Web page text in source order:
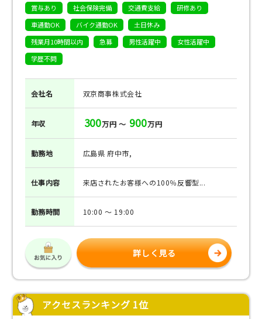
賞与あり 社会保険完備 交通費支給
研修あり
車通勤OK
バイク通勤OK
土日休み
残業月10時間以内
急募 男性活躍中
女性活躍中
学歴不問
会社名 双京商事株式会社
年収 300万円 ～ 900万円
勤務地 広島県 府中市,
仕事内容 来店されたお客様への100％反響型...
勤務時間 10:00 ～ 19:00
詳しく見る
アクセスランキング 1位